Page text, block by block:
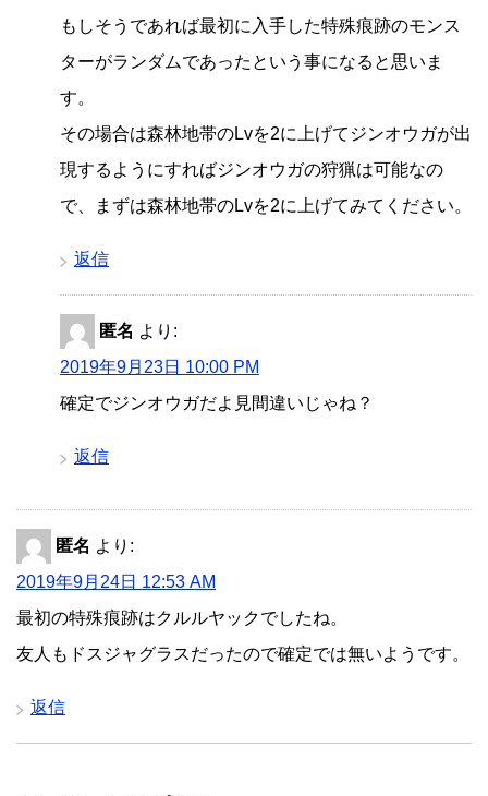
もしそうであれば最初に入手した特殊痕跡のモンス
ターがランダムであったという事になると思いま
す。
その場合は森林地帯のLvを2に上げてジンオウガが出
現するようにすればジンオウガの狩猟は可能なの
で、まずは森林地帯のLvを2に上げてみてください。
返信
匿名 より:
2019年9月23日 10:00 PM
確定でジンオウガだよ見間違いじゃね？
返信
匿名 より:
2019年9月24日 12:53 AM
最初の特殊痕跡はクルルヤックでしたね。
友人もドスジャグラスだったので確定では無いようです。
返信